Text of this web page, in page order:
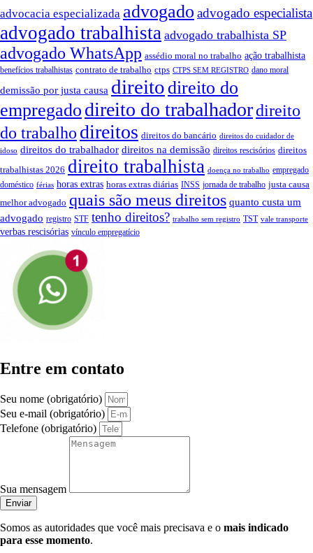
advocacia especializada advogado advogado especialista
advogado trabalhista advogado trabalhista SP
advogado WhatsApp assédio moral no trabalho ação trabalhista
benefícios trabalhistas contrato de trabalho ctps CTPS SEM REGISTRO dano moral
demissão por justa causa direito direito do
empregado direito do trabalhadordireito
do trabalho direitos direitos do bancário direitos do cuidador de
idoso direitos do trabalhador direitos na demissão direitos rescisórios direitos
trabalhistas 2026 direito trabalhista doença no trabalho empregado
doméstico férias horas extras horas extras diárias INSS jornada de trabalho justa causa
melhor advogado quais são meus direitos quanto custa um
advogado registro STF tenho direitos? trabalho sem registro TST vale transporte
verbas rescisórias vínculo empregatício
Entre em contato
Seu nome (obrigatório)
Seu e-mail (obrigatório)
Telefone (obrigatório)
Sua mensagem
Enviar
Somos as autoridades que você mais precisava e o mais indicado
para esse momento.